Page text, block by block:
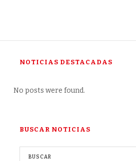
NOTICIAS DESTACADAS
No posts were found.
BUSCAR NOTICIAS